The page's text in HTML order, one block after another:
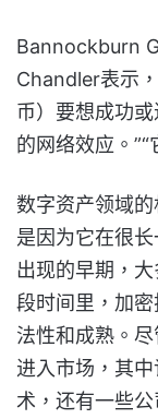
Bannockburn
Chandler表示
币）要想成功
的网络效应。
数字资产领域
是因为它在很
出现的早期，
段时间里，加
法性和成熟。
进入市场，其
术，还有一些